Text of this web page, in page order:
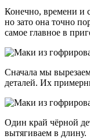
Конечно, времени и
но зато она точно
самое главное в
Сначала мы
деталей. Их
Один край чёрной
вытягиваем в длину.